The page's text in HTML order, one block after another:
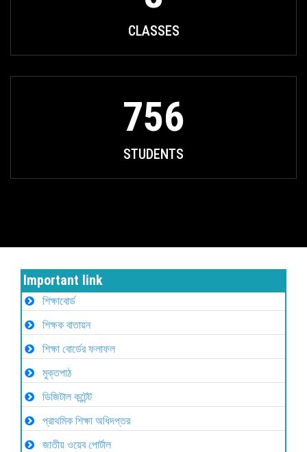
CLASSES
756
STUDENTS
Important link
শিক্ষাবোর্ড
শিক্ষক বাতায়ন
শিক্ষা বোর্ডের ফলাফল
মুক্তপাঠ
ডিজিটাল কন্টেন্ট
প্রাথমিক শিক্ষা অধিদপ্তর
জাতীয় ওয়েব পোর্টাল